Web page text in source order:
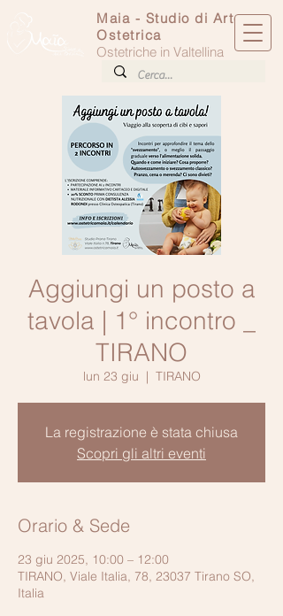
Maia - Studio di Arte
Ostetrica
Ostetriche in Valtellina
Aggiungi un posto a
tavola | 1° incontro _
TIRANO
lun 23 giu
  |
TIRANO
La registrazione è stata chiusa
Scopri gli altri eventi
Orario & Sede
23 giu 2025, 10:00 – 12:00
TIRANO, Viale Italia, 78, 23037 Tirano SO,
Italia